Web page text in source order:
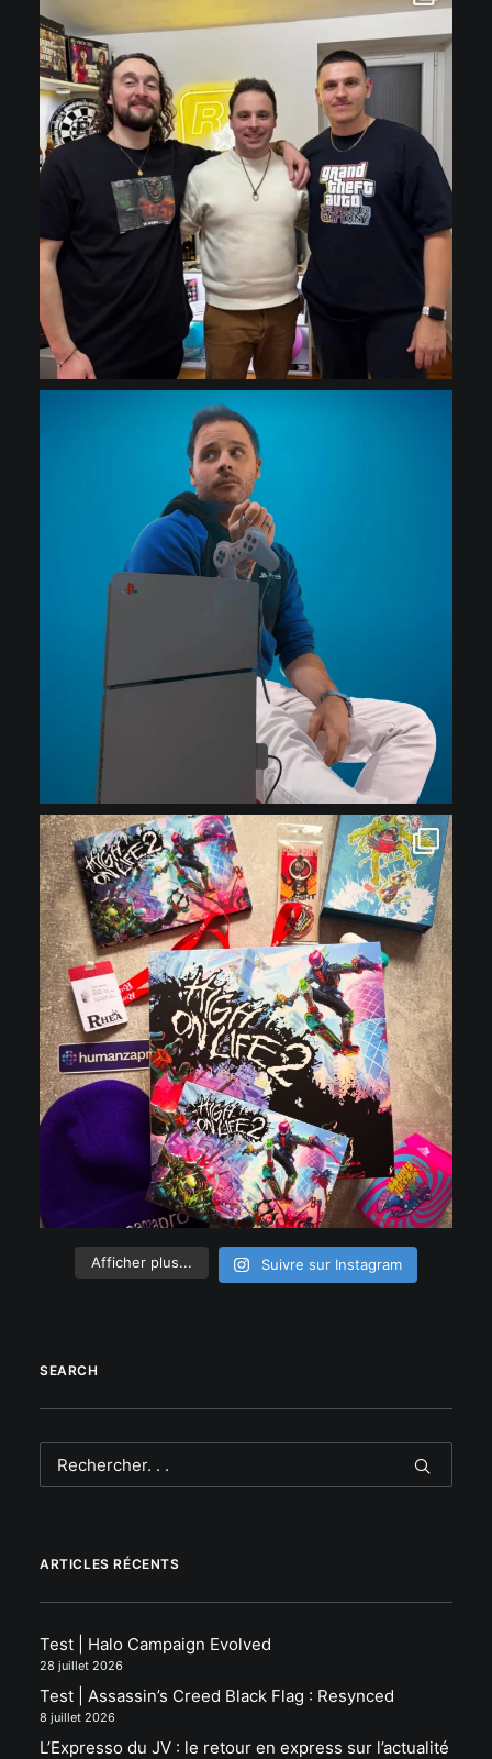
Afficher plus... Suivre sur Instagram
SEARCH
ARTICLES RÉCENTS
Test | Halo Campaign Evolved
28 juillet 2026
Test | Assassin’s Creed Black Flag : Resynced
8 juillet 2026
L’Expresso du JV : le retour en express sur l’actualité